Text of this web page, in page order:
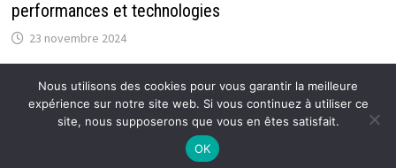
performances et technologies
23 novembre 2024
Atoutfret : Blog Auto / Moto pour tous
Nous utilisons des cookies pour vous garantir la meilleure
expérience sur notre site web. Si vous continuez à utiliser ce
site, nous supposerons que vous en êtes satisfait.
OK